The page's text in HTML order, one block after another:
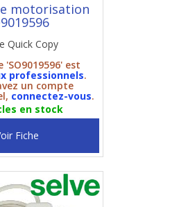
motorisation
Quick Copy
'SO9019596' est
professionnels.
un compte
connectez-vous.
en stock
Fiche